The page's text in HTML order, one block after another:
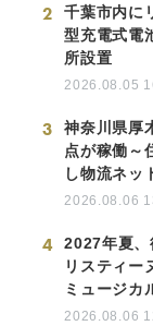
2
千葉市内に
型充電式電
所設置
2026.08.05
3
神奈川県厚
点が稼働～
し物流ネッ
2026.08.06
4
2027年夏、
リスティー
ミュージカ
2026.08.06